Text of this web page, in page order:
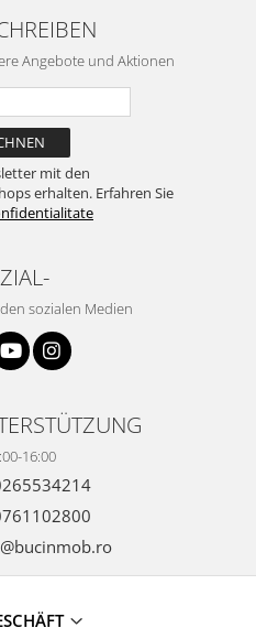
Angebote und Aktionen
mit den
erhalten. Erfahren Sie
sozialen Medien
16:00